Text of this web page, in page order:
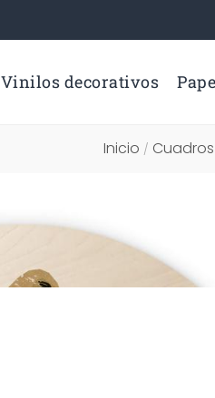
Vinilos decorativos
Inicio / Cuadros